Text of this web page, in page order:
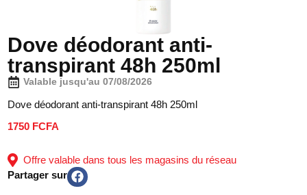
Dove déodorant anti-
transpirant 48h 250ml
Valable jusqu'au 07/08/2026
Dove déodorant anti-transpirant 48h 250ml
1750 FCFA
Offre valable dans tous les magasins du réseau
Partager sur